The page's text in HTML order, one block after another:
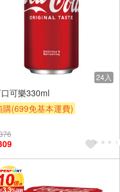
24入
可樂330ml
購(699免基本運費)
9折